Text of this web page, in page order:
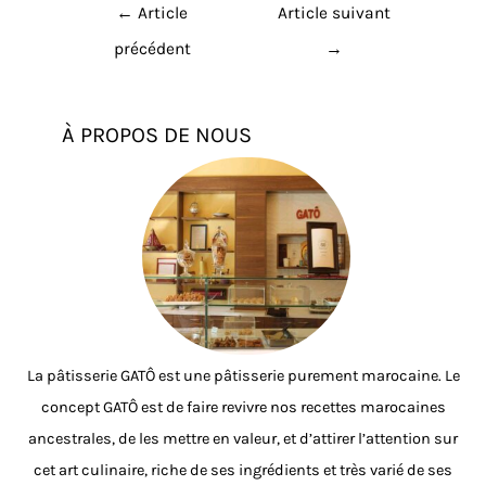
← Article
précédent
Article suivant
→
À PROPOS DE NOUS
La pâtisserie GATÔ est une pâtisserie purement marocaine. Le
concept GATÔ est de faire revivre nos recettes marocaines
ancestrales, de les mettre en valeur, et d’attirer l’attention sur
cet art culinaire, riche de ses ingrédients et très varié de ses